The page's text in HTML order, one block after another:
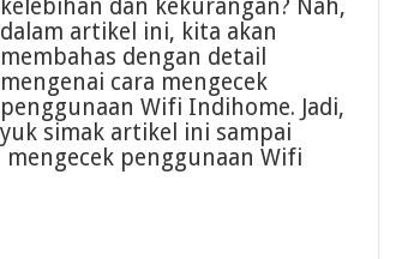
kelebihan dan kekurangan? Nah,
dalam artikel ini, kita akan
membahas dengan detail
mengenai cara mengecek
penggunaan Wifi Indihome. Jadi,
simak artikel ini sampai
mengecek penggunaan Wifi